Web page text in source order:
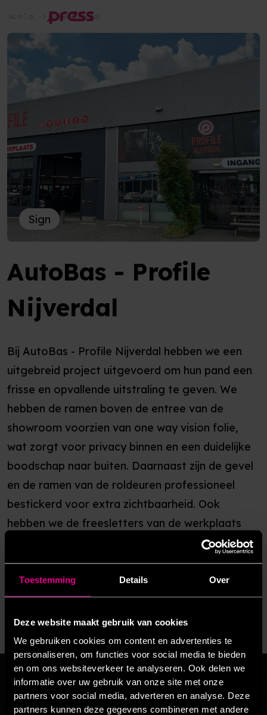
Toestemming Details Over
Deze website maakt gebruik van cookies
We gebruiken cookies om content en advertenties te
personaliseren, om functies voor social media te bieden
en om ons websiteverkeer te analyseren. Ook delen we
informatie over uw gebruik van onze site met onze
partners voor social media, adverteren en analyse. Deze
partners kunnen deze gegevens combineren met andere
AutoBas - Profile Nijverdal
Sign
AutoBas - Profile
Nijverdal
Bij AutoBas - Profile Nijverdal hebben we een
uitgebreid project uitgevoerd om hun pand een
frisse en opvallende uitstraling te geven. We
hebben de ramen boven de entree van de
showroom voorzien van one way vision folie,
wat zorgt voor privacy binnen en een duidelijke
boodschap naar buiten. Daarnaast zijn de gevel
en de ramen van de roldeuren professioneel
bestickerd voor extra zichtbaarheid. Ook
hebben we de freesletters van de werkplaats
voorzien van een opvallende rode kleur, wat
bijdraagt aan een herkenbare en moderne
uitstraling van het bedrijf. Het resultaat is een
stijlvolle en functionele visuele upgrade van het
pand.
Zeker zijn van een
ontwerp dat bij je past?